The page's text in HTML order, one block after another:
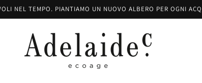
NEL TEMPO. PIANTIAMO UN NUOVO ALBERO PER OGNI